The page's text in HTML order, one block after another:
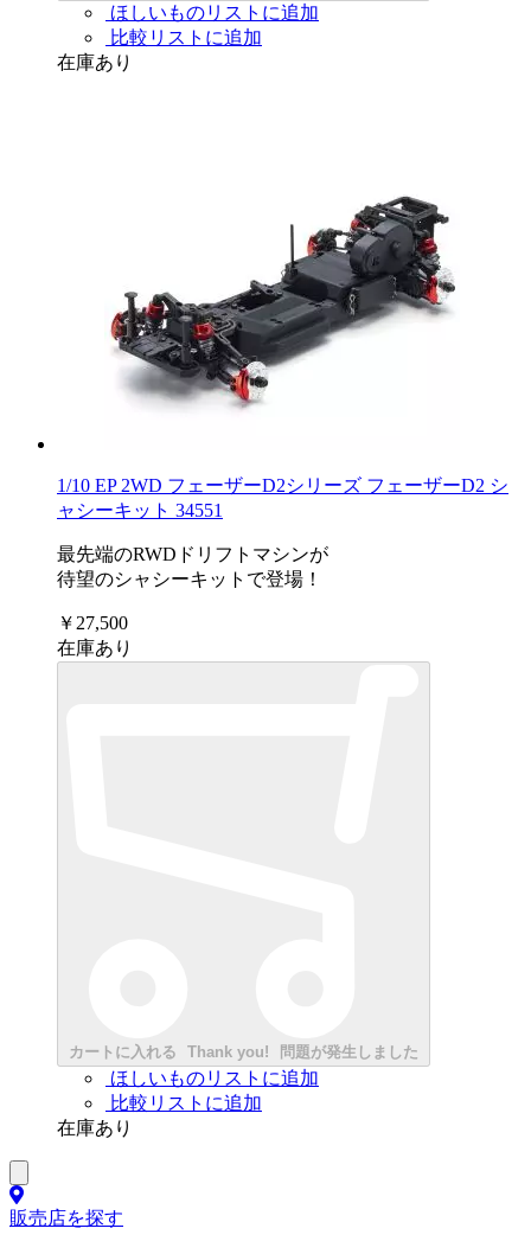
ほしいものリストに追加
比較リストに追加
在庫あり
1/10 EP 2WD フェーザーD2シリーズ フェーザーD2 シ
ャシーキット 34551
最先端のRWDドリフトマシンが
待望のシャシーキットで登場！
￥27,500
在庫あり
カートに入れる Thank you! 問題が発生しました
ほしいものリストに追加
比較リストに追加
在庫あり
販売店を探す